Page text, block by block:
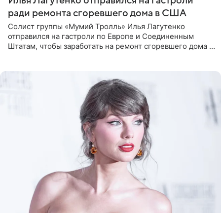
ради ремонта сгоревшего дома в США
Солист группы «Мумий Тролль» Илья Лагутенко
отправился на гастроли по Европе и Соединенным
Штатам, чтобы заработать на ремонт сгоревшего дома в